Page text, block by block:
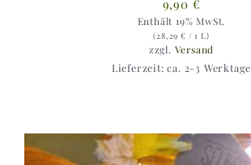
9,90 €
Enthält 19% MwSt.
(28,29€ / 1 L)
zzgl. Versand
Lieferzeit: ca. 2-3 Werktage